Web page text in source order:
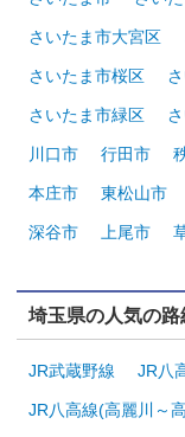
さいたま市大宮区
さいたま市桜区
さいたま市緑区
川口市 行田市
本庄市 東松山市
深谷市 上尾市
埼玉県の人気の
JR武蔵野線 JR八
JR八高線(高麗川～